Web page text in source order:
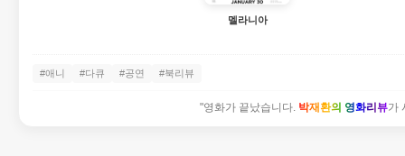
멜라니아
#애니 #다큐 #공연 #북리뷰
"영화가 끝났습니다. 박재환의 영화리뷰가